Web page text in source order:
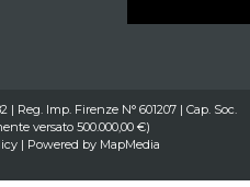
Reg. Imp. Firenze N° 601207 | Cap. Soc.
versato 500.000,00 €)
| Powered by MapMedia